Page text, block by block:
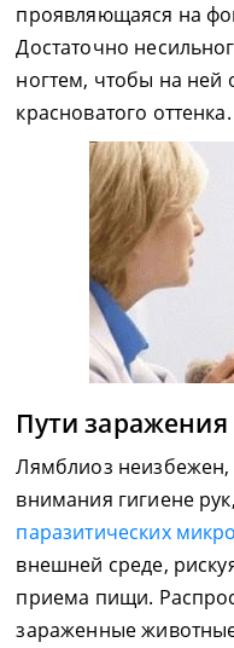
проявляющаяся на
Достаточно
ногтем, чтобы на ней
красноватого оттенка.
Пути заражения
Лямблиоз неизбежен,
внимания гигиене
паразитических
внешней среде,
приема пищи.
зараженные